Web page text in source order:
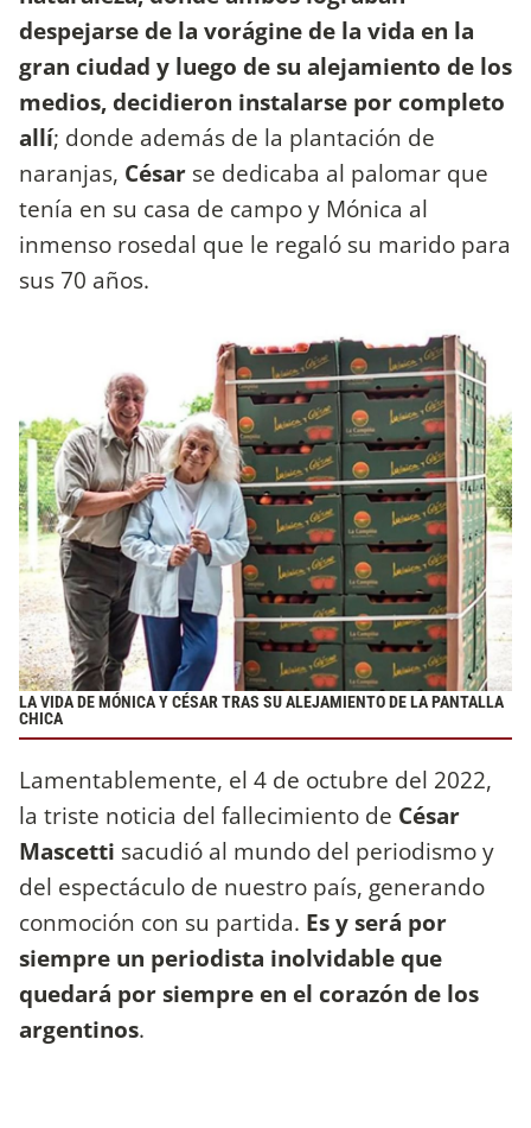
despejarse de la vorágine de la vida en la
gran ciudad y luego de su alejamiento de los
medios, decidieron instalarse por completo
allí; donde además de la plantación de
naranjas, César se dedicaba al palomar que
tenía en su casa de campo y Mónica al
inmenso rosedal que le regaló su marido para
sus 70 años.
LA VIDA DE MÓNICA Y CÉSAR TRAS SU ALEJAMIENTO DE LA PANTALLA
CHICA
Lamentablemente, el 4 de octubre del 2022,
la triste noticia del fallecimiento de César
Mascetti sacudió al mundo del periodismo y
del espectáculo de nuestro país, generando
conmoción con su partida. Es y será por
siempre un periodista inolvidable que
quedará por siempre en el corazón de los
argentinos.